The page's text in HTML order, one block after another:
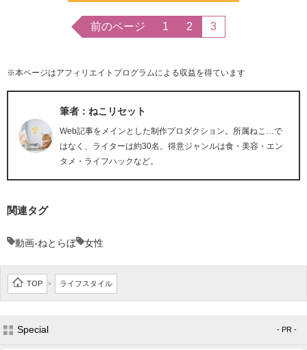
前のページ 1 2 3
※本ページはアフィリエイトプログラムによる収益を得ています
筆者：ねこリセット
Web記事をメインとした制作プロダクション。所属ねこ…で
はなく、ライターは約30名。得意ジャンルは食・美容・エン
タメ・ライフハックなど。
関連タグ
動画-ねとらぼ 女性
TOP > ライフスタイル
Special - PR -